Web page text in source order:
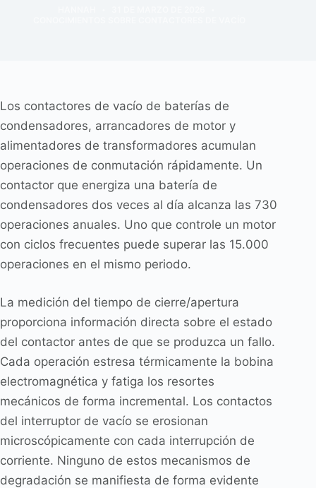
Los contactores de vacío de baterías de
condensadores, arrancadores de motor y
alimentadores de transformadores acumulan
operaciones de conmutación rápidamente. Un
contactor que energiza una batería de
condensadores dos veces al día alcanza las 730
operaciones anuales. Uno que controle un motor
con ciclos frecuentes puede superar las 15.000
operaciones en el mismo periodo.
La medición del tiempo de cierre/apertura
proporciona información directa sobre el estado
del contactor antes de que se produzca un fallo.
Cada operación estresa térmicamente la bobina
electromagnética y fatiga los resortes
mecánicos de forma incremental. Los contactos
del interruptor de vacío se erosionan
microscópicamente con cada interrupción de
corriente. Ninguno de estos mecanismos de
degradación se manifiesta de forma evidente